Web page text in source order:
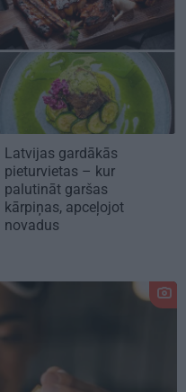
Latvijas gardākās
pieturvietas – kur
palutināt garšas
kārpiņas, apceļojot
novadus